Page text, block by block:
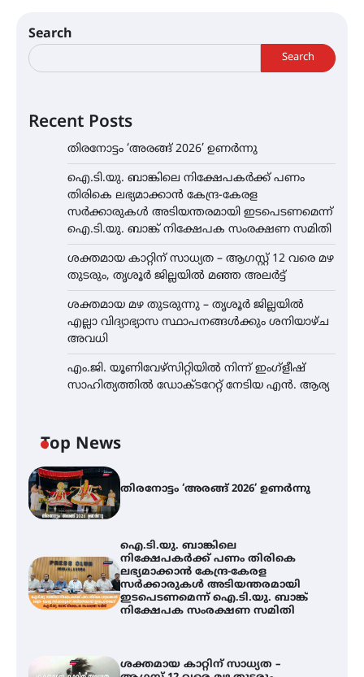
Search
Search
Recent Posts
തിരനോട്ടം ‘അരങ്ങ് 2026’ ഉണർന്നു
ഐ.ടി.യു. ബാങ്കിലെ നിക്ഷേപകർക്ക് പണം
തിരികെ ലഭ്യമാക്കാൻ കേന്ദ്ര-കേരള
സർക്കാരുകൾ അടിയന്തരമായി ഇടപെടണമെന്ന്
ഐ.ടി.യു. ബാങ്ക് നിക്ഷേപക സംരക്ഷണ സമിതി
ശക്തമായ കാറ്റിന് സാധ്യത – ആഗസ്റ്റ് 12 വരെ മഴ
തുടരും, തൃശൂർ ജില്ലയിൽ മഞ്ഞ അലർട്ട്
ശക്തമായ മഴ തുടരുന്നു – തൃശൂർ ജില്ലയിൽ
എല്ലാ വിദ്യാഭ്യാസ സ്ഥാപനങ്ങൾക്കും ശനിയാഴ്ച
അവധി
എം.ജി. യൂണിവേഴ്‌സിറ്റിയിൽ നിന്ന് ഇംഗ്ളീഷ്
സാഹിത്യത്തിൽ ഡോക്ടറേറ്റ് നേടിയ എൻ. ആര്യ
Top News
തിരനോട്ടം ‘അരങ്ങ് 2026’ ഉണർന്നു
ഐ.ടി.യു. ബാങ്കിലെ
നിക്ഷേപകർക്ക് പണം തിരികെ
ലഭ്യമാക്കാൻ കേന്ദ്ര-കേരള
സർക്കാരുകൾ അടിയന്തരമായി
ഇടപെടണമെന്ന് ഐ.ടി.യു. ബാങ്ക്
നിക്ഷേപക സംരക്ഷണ സമിതി
ശക്തമായ കാറ്റിന് സാധ്യത –